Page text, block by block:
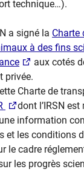
technique…).
a signé la Charte
à des fins
aux cotés
privée.
Charte de
dont l’IRSN est
information
et les conditions
le cadre
les progrès